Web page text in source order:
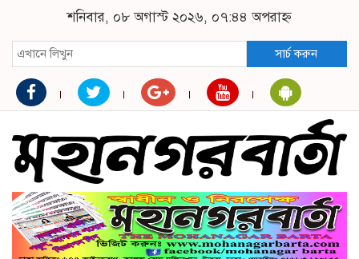
শনিবার, ০৮ অগাস্ট ২০২৬, ০৭:৪৪ অপরাহ্ন
সার্চ করুন